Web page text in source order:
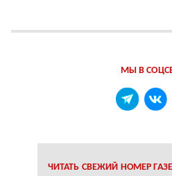
МЫ В
ЧИТАТЬ СВЕЖИЙ НОМЕР